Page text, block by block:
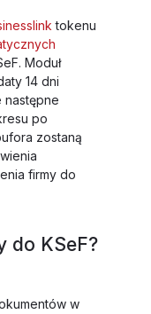
tokenu
Moduł
14 dni
następne
po
zostaną
firmy do
do KSeF?
w